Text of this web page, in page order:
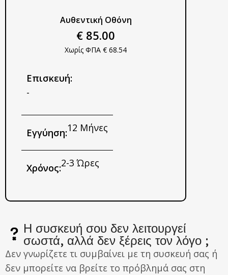
Αυθεντική Οθόνη
€ 85.00
Χωρίς ΦΠΑ € 68.54
Επισκευή:
-
Εγγύηση:12 Μήνες
Χρόνος:2-3 Ώρες
Η συσκευή σου δεν λειτουργεί
σωστά, αλλά δεν ξέρεις τον λόγο ;
Δεν γνωρίζετε τι συμβαίνει με τη συσκευή σας ή
δεν μπορείτε να βρείτε το πρόβλημά σας στη